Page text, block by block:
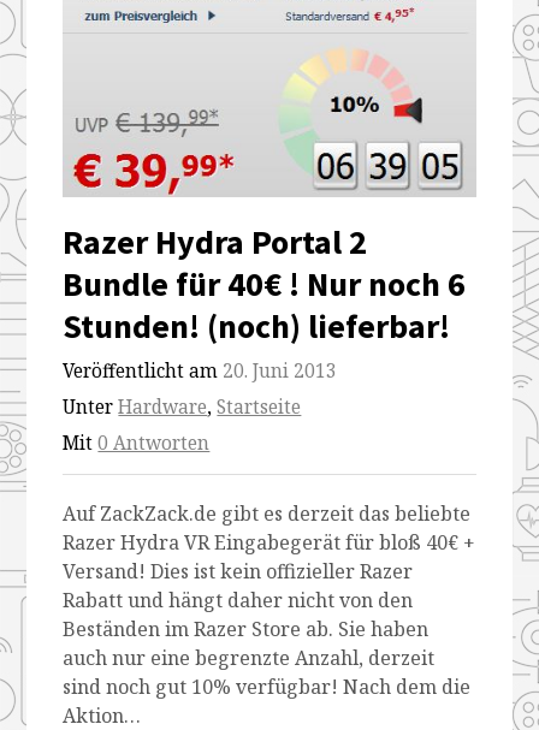
Razer Hydra Portal 2
Bundle für 40€ ! Nur noch 6
Stunden! (noch) lieferbar!
Veröffentlicht am 20. Juni 2013
UnterHardware,Startseite
Mit0 Antworten
Auf ZackZack.de gibt es derzeit das beliebte
Razer Hydra VR Eingabegerät für bloß 40€ +
Versand! Dies ist kein offizieller Razer
Rabatt und hängt daher nicht von den
Beständen im Razer Store ab. Sie haben
auch nur eine begrenzte Anzahl, derzeit
sind noch gut 10% verfügbar! Nach dem die
Aktion…